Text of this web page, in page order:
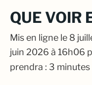
QUE VOIR
Mis en ligne le 8
juin 2026 à 16h06
prendra : 3 minutes